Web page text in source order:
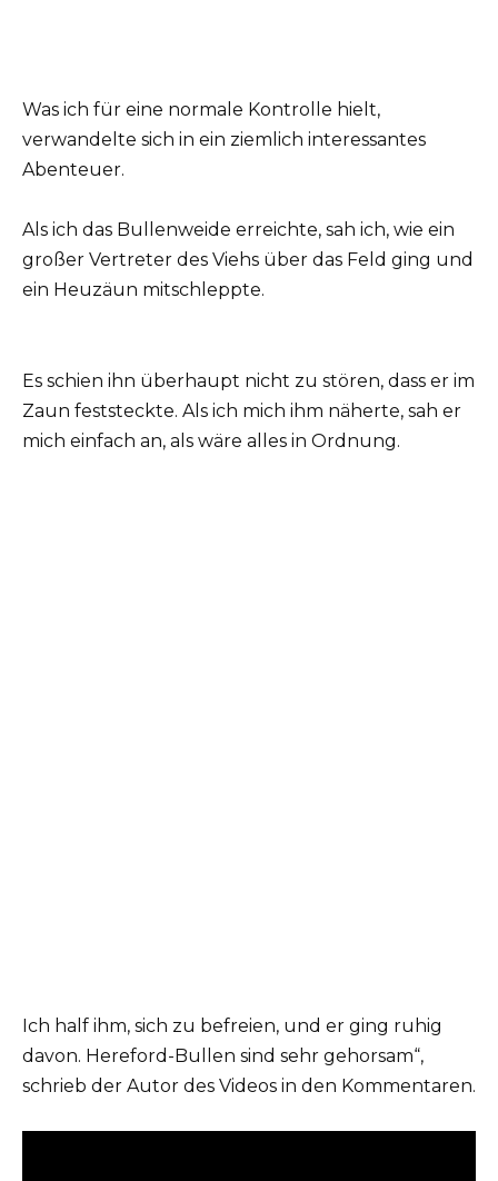
Was ich für eine normale Kontrolle hielt,
verwandelte sich in ein ziemlich interessantes
Abenteuer.
Als ich das Bullenweide erreichte, sah ich, wie ein
großer Vertreter des Viehs über das Feld ging und
ein Heuzäun mitschleppte.
Es schien ihn überhaupt nicht zu stören, dass er im
Zaun feststeckte. Als ich mich ihm näherte, sah er
mich einfach an, als wäre alles in Ordnung.
Ich half ihm, sich zu befreien, und er ging ruhig
davon. Hereford-Bullen sind sehr gehorsam“,
schrieb der Autor des Videos in den Kommentaren.